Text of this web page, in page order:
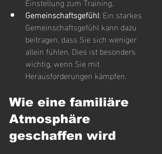
Gemeinschaftsgefühl: Ein starkes
Gemeinschaftsgefühl kann dazu
beitragen, dass Sie sich weniger
allein fühlen. Dies ist besonders
wichtig, wenn Sie mit
Herausforderungen kämpfen.
Wie eine familiäre
Atmosphäre
geschaffen wird